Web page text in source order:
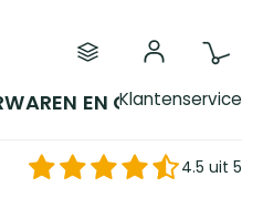
EN GEREEDSCHAP
Klantenservice
4.5 uit 5